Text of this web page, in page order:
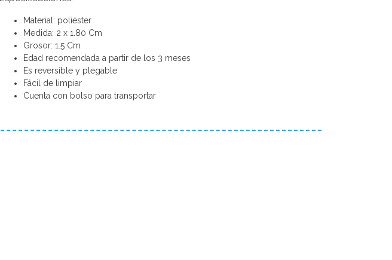
Material: poliéster
Medida: 2 x 1.80 Cm
Grosor: 1.5 Cm
Edad recomendada a partir de los 3 meses
Es reversible y plegable
Fácil de limpiar
Cuenta con bolso para transportar